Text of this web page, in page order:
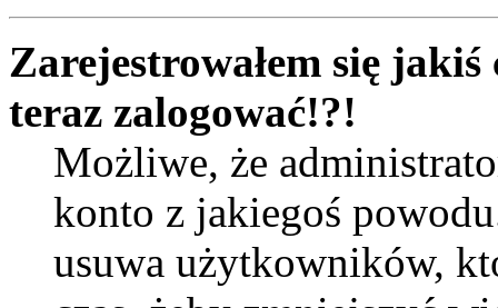
Zarejestrowałem się jakiś
teraz zalogować!?!
Możliwe, że
konto z jakiegoś
usuwa użytkowników,